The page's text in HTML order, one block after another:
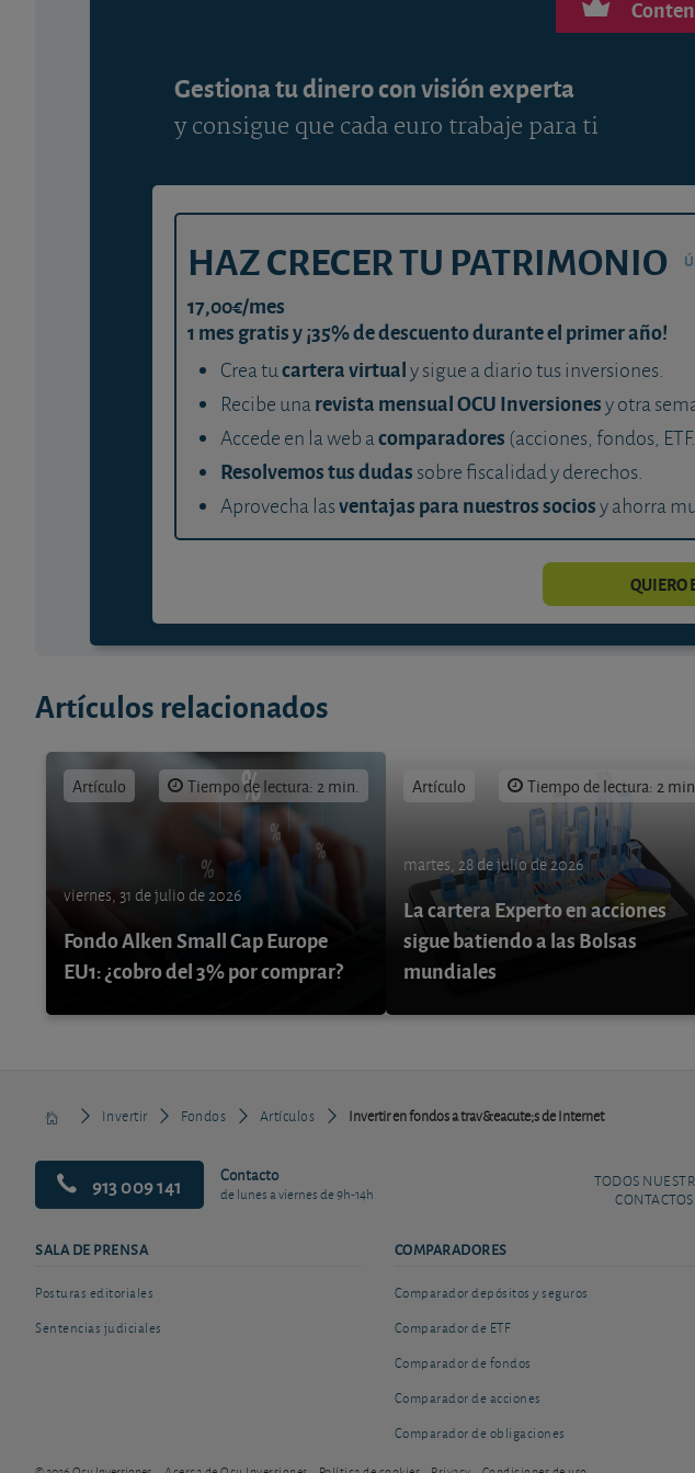
Gestiona tu dinero con visión experta
y consigue que cada euro trabaje para ti
HAZ CRECER TU PATRIMONIO
17,00€/mes
1 mes gratis y ¡35% de descuento durante el primer año!
Crea tucartera virtualy sigue a diario tus inversiones.
Recibe unarevista mensual OCU Inversionesy otra
Accede en la web acomparadores (acciones, fondos,
Resolvemos tus dudas sobre fiscalidad y derechos.
Aprovecha lasventajas para nuestros sociosy ahorra
QUIERO
Artículos relacionados
Artículo Tiempo de lectura: 2 min.
viernes, 31 de julio de 2026
Fondo Alken Small Cap Europe
EU1: ¿cobro del 3% por comprar?
Artículo Tiempo de lectura: 2
martes, 28 de julio de 2026
La cartera Experto en acciones
sigue batiendo a las Bolsas
mundiales
Invertir Fondos Artículos Invertir en fondos a trav&eacute;s de Internet
913 009 141 Contacto
de lunes a viernes de 9h-14h
TODOS
CONTACTOS
SALA DE PRENSA
Posturas editoriales
Sentencias judiciales
COMPARADORES
Comparador depósitos y seguros
Comparador de ETF
Comparador de fondos
Comparador de acciones
Comparador de obligaciones